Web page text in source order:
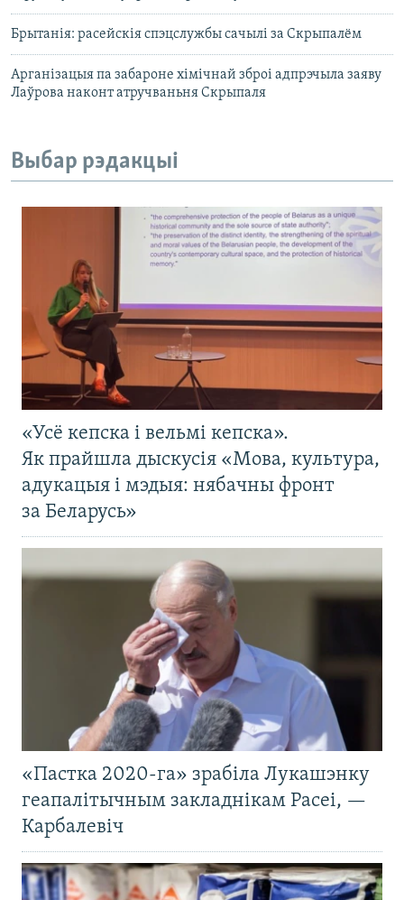
Брытанія: расейскія спэцслужбы сачылі за Скрыпалём
Арганізацыя па забароне хімічнай зброі адпрэчыла заяву
Лаўрова наконт атручваньня Скрыпаля
Выбар рэдакцыі
«Усё кепска і вельмі кепска».
Як прайшла дыскусія «Мова, культура,
адукацыя і мэдыя: нябачны фронт
за Беларусь»
«Пастка 2020-га» зрабіла Лукашэнку
геапалітычным закладнікам Расеі, —
Карбалевіч